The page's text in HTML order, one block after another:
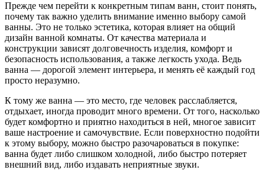
Прежде чем перейти к конкретным типам ванн, стоит понять,
почему так важно уделить внимание именно выбору самой
ванны. Это не только эстетика, которая влияет на общий
дизайн ванной комнаты. От качества материала и
конструкции зависят долговечность изделия, комфорт и
безопасность использования, а также легкость ухода. Ведь
ванна — дорогой элемент интерьера, и менять её каждый год
просто неразумно.
К тому же ванна — это место, где человек расслабляется,
отдыхает, иногда проводит много времени. От того, насколько
будет комфортно и приятно находиться в ней, многое зависит
ваше настроение и самочувствие. Если поверхностно подойти
к этому выбору, можно быстро разочароваться в покупке:
ванна будет либо слишком холодной, либо быстро потеряет
внешний вид, либо издавать неприятные звуки.